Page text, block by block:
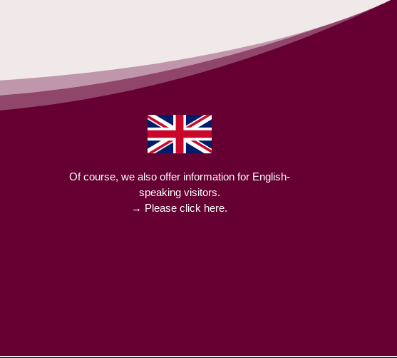
Of course, we also offer information for English-
speaking visitors.
→ Please click here.